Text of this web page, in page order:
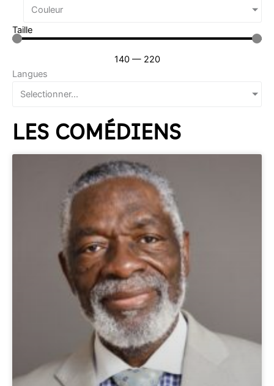
Couleur
Taille
140 — 220
Langues
Selectionner...
LES COMÉDIENS